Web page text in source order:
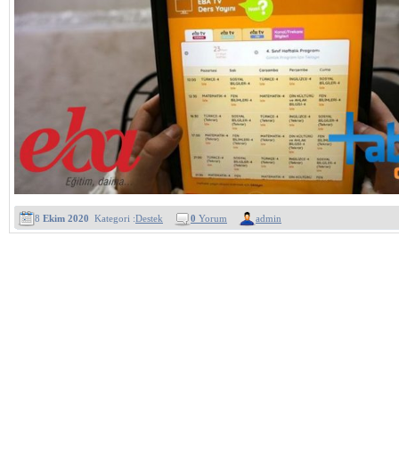
8 Ekim 2020 Kategori :Destek 0 Yorum admin